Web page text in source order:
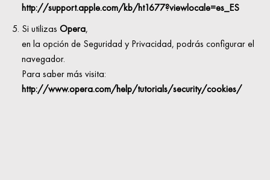
http://support.apple.com/kb/ht1677?viewlocale=es_ES
Si utilizas Opera,
en la opción de Seguridad y Privacidad, podrás configurar el
navegador.
Para saber más visita:
http://www.opera.com/help/tutorials/security/cookies/